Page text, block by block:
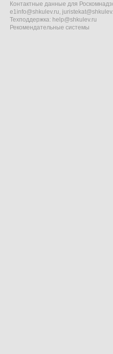
Контактные данные для
e1info@shkulev.ru,
Техподдержка: help@shkulev.ru
Рекомендательные системы